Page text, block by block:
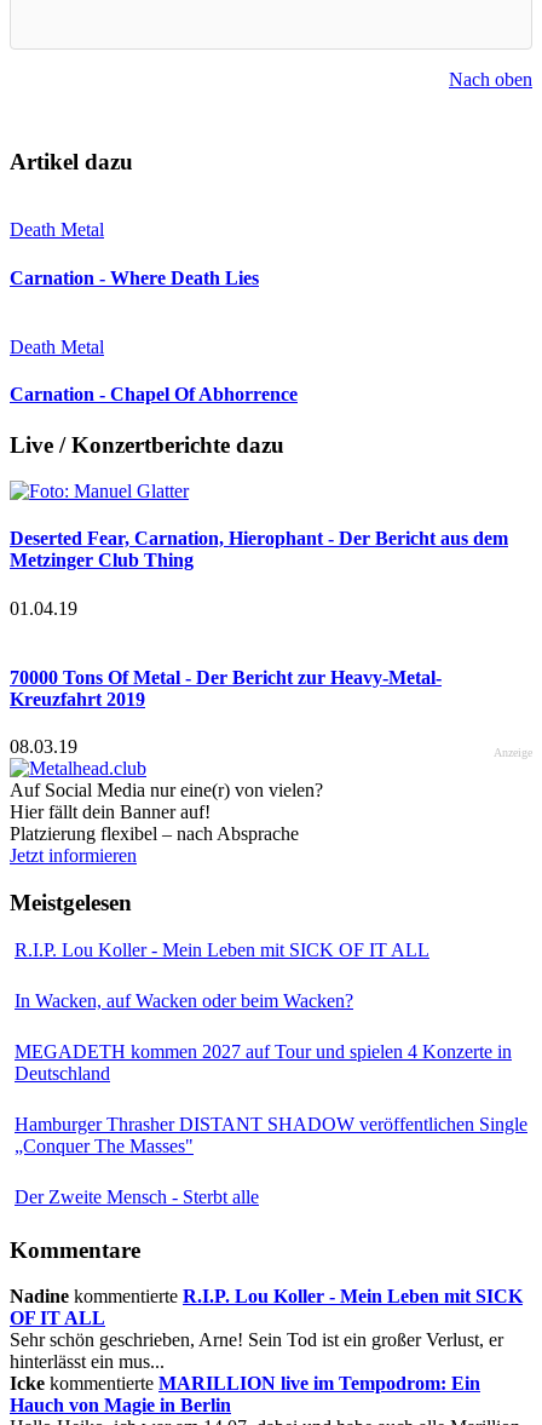
Nach oben
Artikel dazu
Death Metal
Carnation - Where Death Lies
Death Metal
Carnation - Chapel Of Abhorrence
Live / Konzertberichte dazu
Deserted Fear, Carnation, Hierophant - Der Bericht aus dem
Metzinger Club Thing
01.04.19
70000 Tons Of Metal - Der Bericht zur Heavy-Metal-
Kreuzfahrt 2019
08.03.19 Anzeige
Auf Social Media nur eine(r) von vielen?
Hier fällt dein Banner auf!
Platzierung flexibel – nach Absprache
Jetzt informieren
Meistgelesen
R.I.P. Lou Koller - Mein Leben mit SICK OF IT ALL
In Wacken, auf Wacken oder beim Wacken?
MEGADETH kommen 2027 auf Tour und spielen 4 Konzerte in
Deutschland
Hamburger Thrasher DISTANT SHADOW veröffentlichen Single
„Conquer The Masses"
Der Zweite Mensch - Sterbt alle
Kommentare
Nadine kommentierte R.I.P. Lou Koller - Mein Leben mit SICK
OF IT ALL
Sehr schön geschrieben, Arne! Sein Tod ist ein großer Verlust, er
hinterlässt ein mus...
Icke kommentierte MARILLION live im Tempodrom: Ein
Hauch von Magie in Berlin